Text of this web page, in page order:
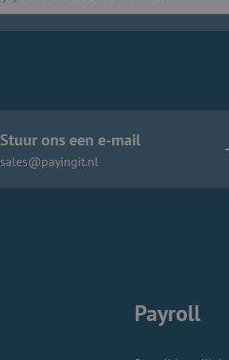
Stuur ons een e-mail
sales@payingit.nl
Payroll